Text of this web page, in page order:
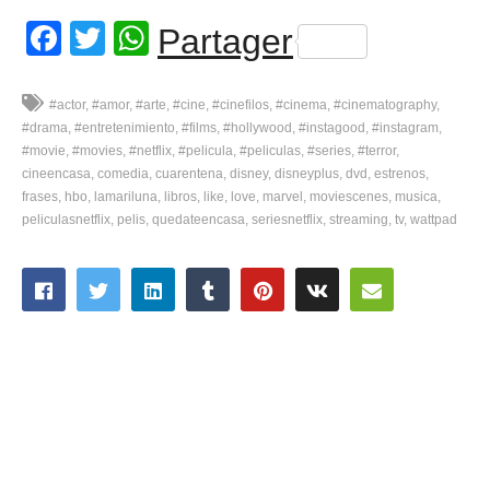
Facebook
Twitter
WhatsApp
Partager
#actor #amor #arte #cine #cinefilos #cinema #cinematography
#drama #entretenimiento #films #hollywood #instagood #instagram
#movie #movies #netflix #pelicula #peliculas #series #terror
cineencasa comedia cuarentena disney disneyplus dvd estrenos
frases hbo lamariluna libros like love marvel moviescenes musica
peliculasnetflix pelis quedateencasa seriesnetflix streaming tv wattpad